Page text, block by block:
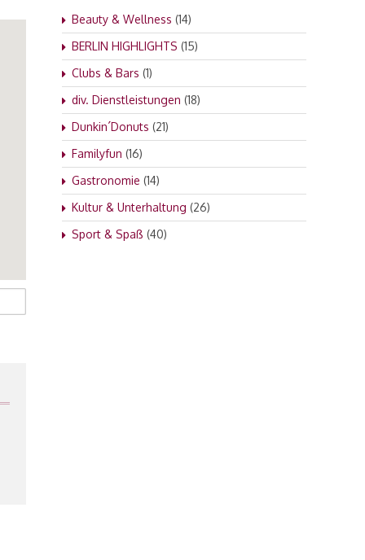
Beauty & Wellness (14)
BERLIN HIGHLIGHTS (15)
Clubs & Bars (1)
div. Dienstleistungen (18)
Dunkin´Donuts (21)
Familyfun (16)
Gastronomie (14)
Kultur & Unterhaltung (26)
Sport & Spaß (40)